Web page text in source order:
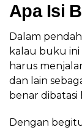
Apa Isi
Dalam
kalau buku ini
harus
dan lain
benar dibatasi
Dengan